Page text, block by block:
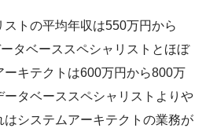
トの平均年収は550万円から
タベーススペシャリストとほぼ
ーキテクトは600万円から800万
ータベーススペシャリストよりや
システムアーキテクトの業務が